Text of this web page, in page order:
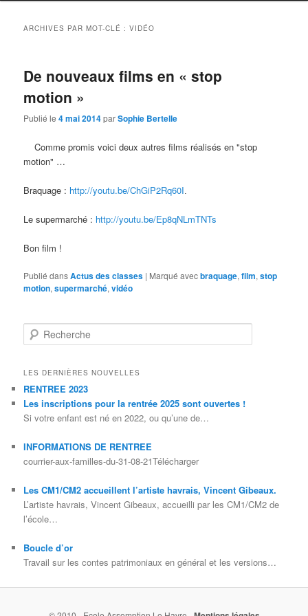
ARCHIVES PAR MOT-CLÉ :VIDÉO
De nouveaux films en « stop
motion »
Publié le4 mai 2014parSophie Bertelle
Comme promis voici deux autres films réalisés en "stop
motion" …
Braquage : http://youtu.be/ChGiP2Rq60I
Le supermarché : http://youtu.be/Ep8qNLmTNTs
Bon film !
Publié dansActus des classes | Marqué avecbraquage,film,stop
motion,supermarché,vidéo
Recherche
LES DERNIÈRES NOUVELLES
RENTREE 2023
Les inscriptions pour la rentrée 2025 sont ouvertes !
Si votre enfant est né en 2022, ou qu’une de…
INFORMATIONS DE RENTREE
courrier-aux-familles-du-31-08-21Télécharger
Les CM1/CM2 accueillent l’artiste havrais, Vincent Gibeaux.
L’artiste havrais, Vincent Gibeaux, accueilli par les CM1/CM2 de
l’école…
Boucle d’or
Travail sur les contes patrimoniaux en général et les versions…